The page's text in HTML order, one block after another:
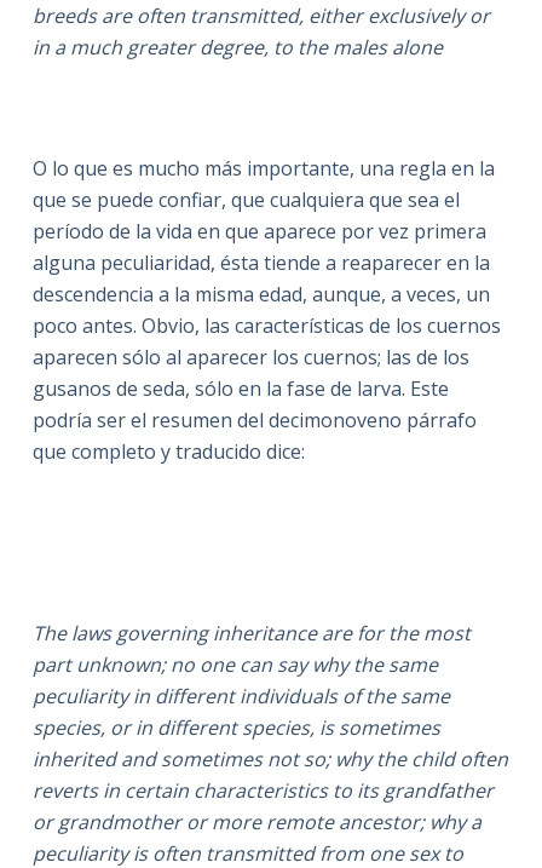
breeds are often transmitted, either exclusively or
in a much greater degree, to the males alone
O lo que es mucho más importante, una regla en la
que se puede confiar, que cualquiera que sea el
período de la vida en que aparece por vez primera
alguna peculiaridad, ésta tiende a reaparecer en la
descendencia a la misma edad, aunque, a veces, un
poco antes. Obvio, las características de los cuernos
aparecen sólo al aparecer los cuernos; las de los
gusanos de seda, sólo en la fase de larva. Este
podría ser el resumen del decimonoveno párrafo
que completo y traducido dice:
The laws governing inheritance are for the most
part unknown; no one can say why the same
peculiarity in different individuals of the same
species, or in different species, is sometimes
inherited and sometimes not so; why the child often
reverts in certain characteristics to its grandfather
or grandmother or more remote ancestor; why a
peculiarity is often transmitted from one sex to